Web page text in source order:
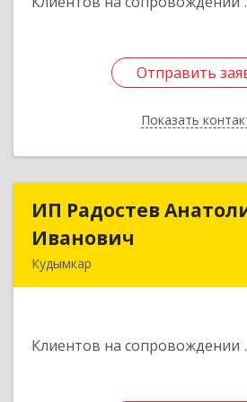
Отправить
Показать
Отправить
Назад
ИП Радостев
Иванович
Кудымкар
Клиентов на сопровождении
ИП